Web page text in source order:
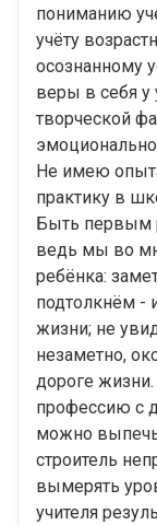
пониманию
учёту
осознанному
веры в себя у
творческой
Не имею
практику в
Быть первым
ведь мы во
ребёнка:
подтолкнём -
жизни; не
незаметно,
дороге
профессию с
можно выпечь
строитель
вымерять
учителя